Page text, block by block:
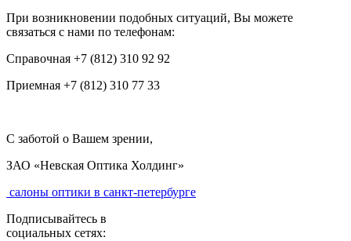
При возникновении подобных ситуаций, Вы можете
связаться с нами по телефонам:
Справочная +7 (812) 310 92 92
Приемная +7 (812) 310 77 33
С заботой о Вашем зрении,
ЗАО «Невская Оптика Холдинг»
салоны оптики в санкт-петербурге
Подписывайтесь в
социальных сетях: